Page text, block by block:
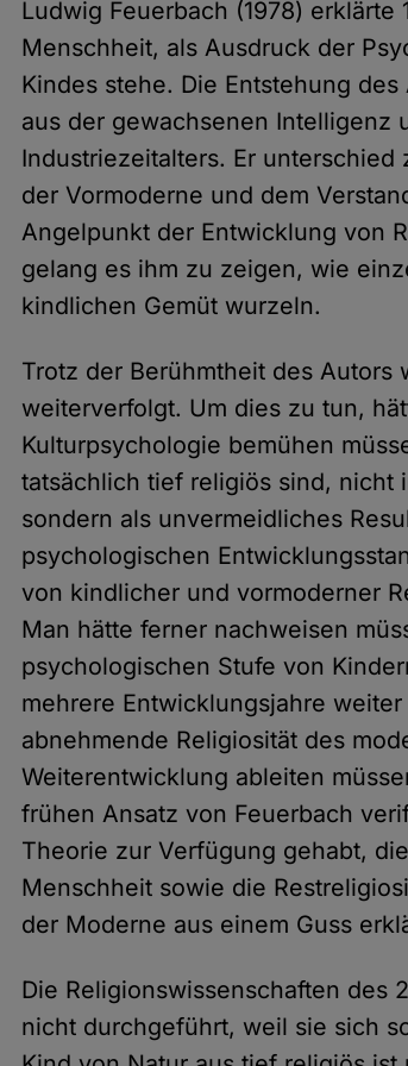
Ludwig Feuerbach (1978)
Menschheit, als Ausdruck der
Kindes stehe. Die Entstehung
aus der gewachsenen Intelligenz
Industriezeitalters. Er
der Vormoderne und dem
Angelpunkt der Entwicklung von
gelang es ihm zu zeigen, wie
kindlichen Gemüt wurzeln.
Trotz der Berühmtheit des
weiterverfolgt. Um dies zu tun,
Kulturpsychologie bemühen
tatsächlich tief religiös sind, nicht
sondern als unvermeidliches
psychologischen
von kindlicher und vormoderner
Man hätte ferner nachweisen
psychologischen Stufe von
mehrere Entwicklungsjahre
abnehmende Religiosität des
Weiterentwicklung ableiten
frühen Ansatz von Feuerbach
Theorie zur Verfügung gehabt,
Menschheit sowie die
der Moderne aus einem Guss
Die Religionswissenschaften des
nicht durchgeführt, weil sie sich